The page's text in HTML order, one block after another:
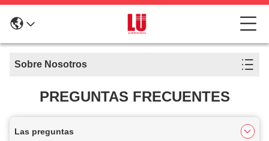
Sobre Nosotros
PREGUNTAS FRECUENTES
Las preguntas